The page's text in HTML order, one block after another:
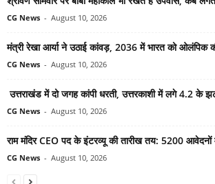
CG News - August 10, 2026
मंत्री रेखा आर्या ने उठाई कांवड़, 2036 में भारत को ओलंपिक
CG News - August 10, 2026
उत्तराखंड में दो जगह कांपी धरती, उत्तरकाशी में लगे 4.2 के
CG News - August 10, 2026
राम मंदिर CEO पद के इंटरव्यू की तारीख तय: 5200
CG News - August 10, 2026